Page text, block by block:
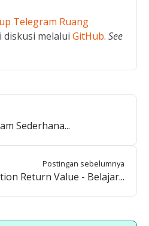
Telegram Ruang
diskusi melalui GitHub. See
Sederhana...
Postingan sebelumnya
Return Value - Belajar...